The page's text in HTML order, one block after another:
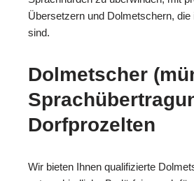
Übersetzern und Dolmetschern, die
sind.
Dolmetscher
Dorfprozelten
Wir bieten Ihnen qualifizierte